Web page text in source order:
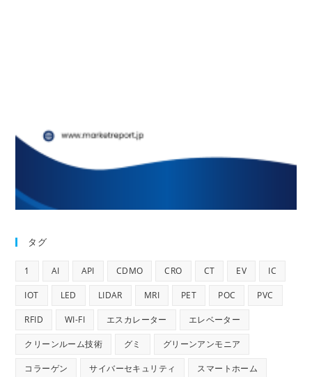
タグ
1 AI API CDMO CRO CT EV IC
IOT LED LIDAR MRI PET POC PVC
RFID WI-FI エスカレーター エレベーター
クリーンルーム技術 グミ グリーンアンモニア
コラーゲン サイバーセキュリティ スマートホーム